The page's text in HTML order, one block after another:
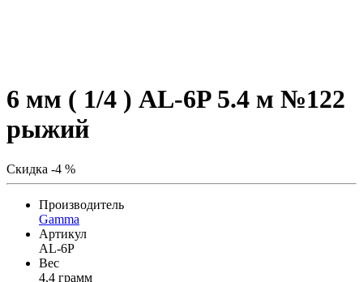
6 мм ( 1/4 ) AL-6P 5.4 м №122
рыжий
Скидка -4 %
Производитель
Gamma
Артикул
AL-6P
Вес
4,4 грамм